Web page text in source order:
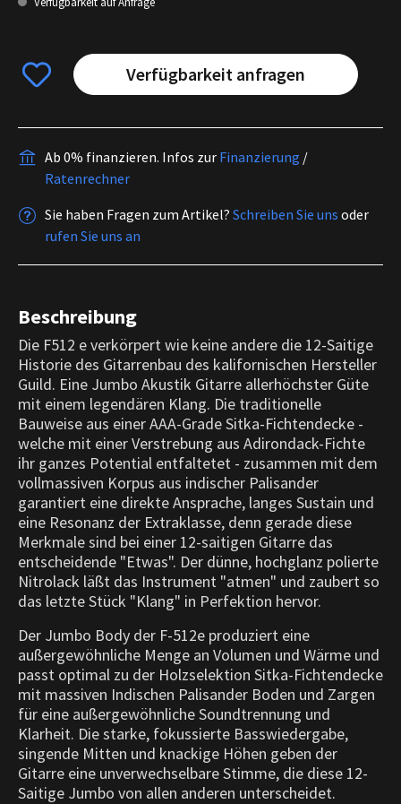
Verfügbarkeit anfragen
Ab 0% finanzieren. Infos zur Finanzierung /
Ratenrechner
Sie haben Fragen zum Artikel? Schreiben Sie uns oder
rufen Sie uns an
Beschreibung
Die F512 e verkörpert wie keine andere die 12-Saitige
Historie des Gitarrenbau des kalifornischen Hersteller
Guild. Eine Jumbo Akustik Gitarre allerhöchster Güte
mit einem legendären Klang. Die traditionelle
Bauweise aus einer AAA-Grade Sitka-Fichtendecke -
welche mit einer Verstrebung aus Adirondack-Fichte
ihr ganzes Potential entfaltetet - zusammen mit dem
vollmassiven Korpus aus indischer Palisander
garantiert eine direkte Ansprache, langes Sustain und
eine Resonanz der Extraklasse, denn gerade diese
Merkmale sind bei einer 12-saitigen Gitarre das
entscheidende "Etwas". Der dünne, hochglanz polierte
Nitrolack läßt das Instrument "atmen" und zaubert so
das letzte Stück "Klang" in Perfektion hervor.
Der Jumbo Body der F-512e produziert eine
außergewöhnliche Menge an Volumen und Wärme und
passt optimal zu der Holzselektion Sitka-Fichtendecke
mit massiven Indischen Palisander Boden und Zargen
für eine außergewöhnliche Soundtrennung und
Klarheit. Die starke, fokussierte Basswiedergabe,
singende Mitten und knackige Höhen geben der
Gitarre eine unverwechselbare Stimme, die diese 12-
Saitige Jumbo von allen anderen unterscheidet.